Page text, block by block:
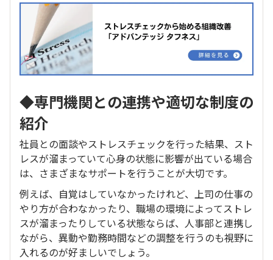
◆専門機関との連携や適切な制度の
紹介
社員との面談やストレスチェックを行った結果、スト
レスが溜まっていて心身の状態に影響が出ている場合
は、さまざまなサポートを行うことが大切です。
例えば、自覚はしていなかったけれど、上司の仕事の
やり方が合わなかったり、職場の環境によってストレ
スが溜まったりしている状態ならば、人事部と連携し
ながら、異動や勤務時間などの調整を行うのも視野に
入れるのが好ましいでしょう。